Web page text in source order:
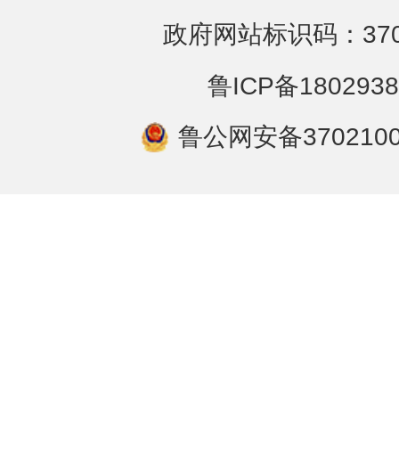
政府网站标识码：
鲁ICP备
鲁公网安备